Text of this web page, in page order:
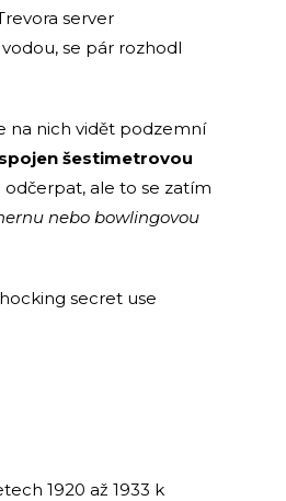
server
se pár rozhodl
na nich vidět podzemní
spojen šestimetrovou
ale to se zatím
nebo bowlingovou
secret use
1920 až 1933 k